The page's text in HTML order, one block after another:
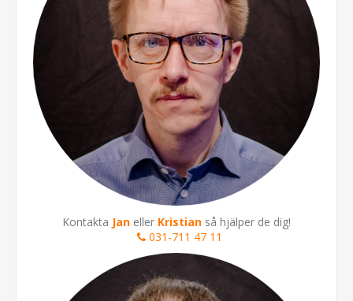
Kontakta Jan eller Kristian så hjälper de dig!
031-711 47 11